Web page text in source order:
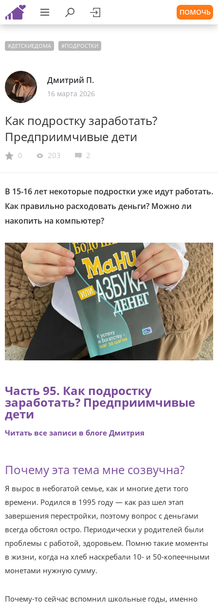
ПОМОЧЬ
#ДЕТСКИЕДОМА #ПОДРОСТКИ
Дмитрий П.
16 марта 2026
Как подростку заработать?
Предприимчивые дети
0 203 2
В 15-16 лет некоторые подростки уже идут работать.
Как правильно расходовать деньги? Можно ли
накопить на компьютер?
Часть 95. Как подростку
заработать? Предприимчивые
дети
Читать все записи в блоге Дмитрия
Почему эта тема мне созвучна?
Я вырос в небогатой семье, как и многие дети того
времени. Родился в 1995 году — как раз шел этап
завершения перестройки, поэтому вопрос с деньгами
всегда обстоял остро. Периодически у родителей были
проблемы с работой, здоровьем. Помню такие моменты
в жизни, когда на хлеб наскребали 10- и 50-копеечными
монетами нужную сумму.
Почему-то сейчас вспомнил школьные годы, именно